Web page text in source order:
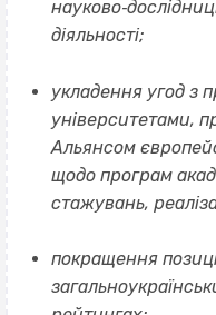
діяльності;
укладення угод з
університетами,
Альянсом
щодо програм
стажувань,
покращення